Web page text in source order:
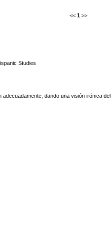
<< 1 >>
Studies
dando una visión irónica del